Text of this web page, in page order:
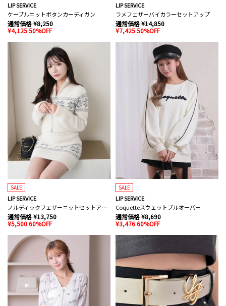
LIP SERVICE
ケーブルニットボタンカーディガン
通常価格 ¥8,250
¥4,125 50%OFF
LIP SERVICE
ラメフェザーバイカラーセットアップ
通常価格 ¥14,850
¥7,425 50%OFF
SALE
LIP SERVICE
ノルディックフェザーニットセットアップ
通常価格 ¥13,750
¥5,500 60%OFF
SALE
LIP SERVICE
Coquetteスウェットプルオーバー
通常価格 ¥8,690
¥3,476 60%OFF